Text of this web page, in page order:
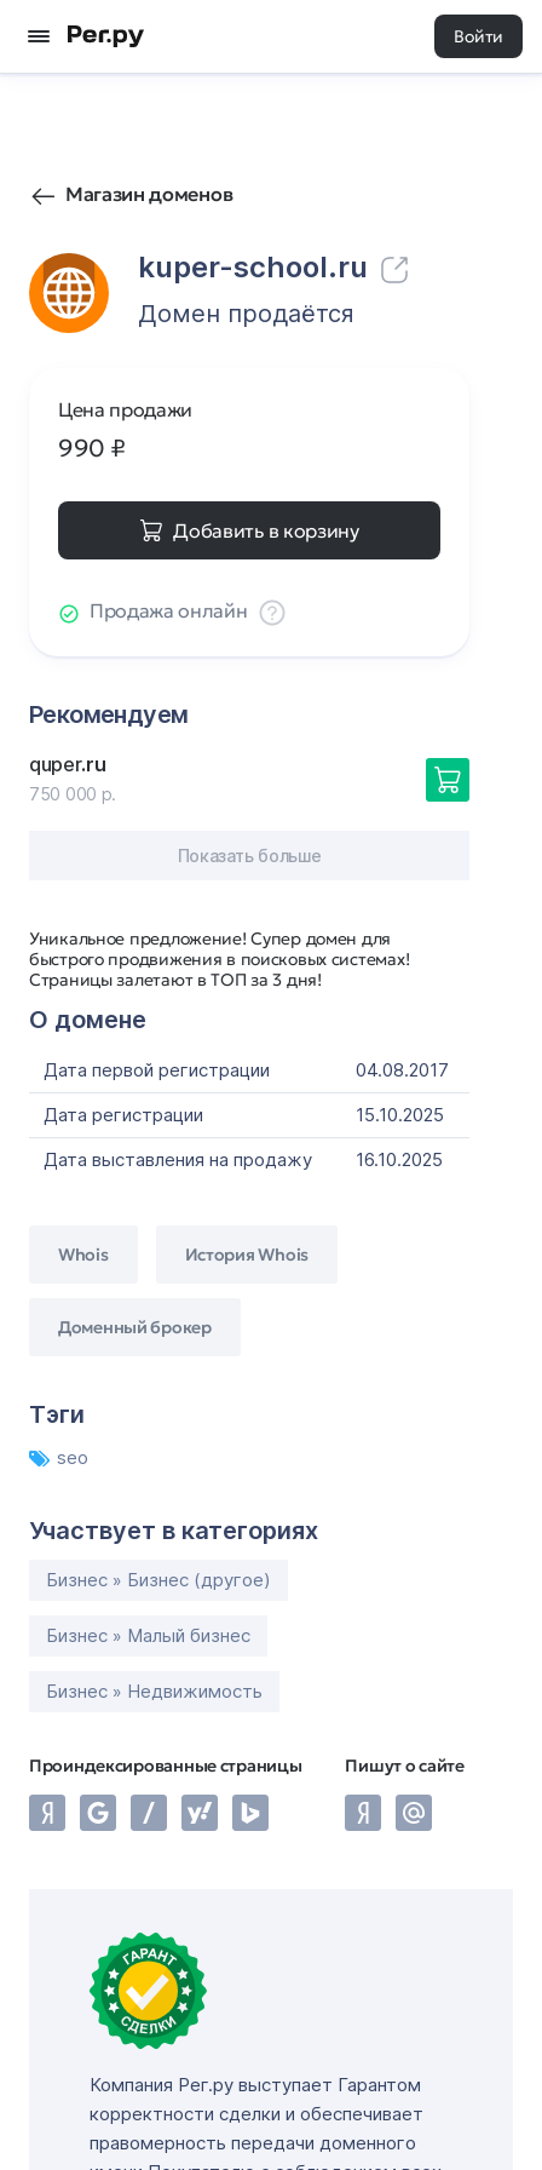
Войти
Магазин доменов
kuper-school.ru
1 0
Домен продаётся
Уникальное предложение! Супер домен для
быстрого продвижения в поисковых системах!
Страницы залетают в ТОП за 3 дня!
О домене
Дата первой регистрации
04.08.2017
Дата регистрации
15.10.2025
Дата выставления на продажу
16.10.2025
Whois История Whois
Доменный брокер
Тэги
seo
Участвует в категориях
Бизнес » Бизнес (другое)
Бизнес » Малый бизнес
Бизнес » Недвижимость
Проиндексированные страницы Пишут о сайте
Цена продажи
990 ₽
Добавить в корзину
Продажа онлайн
Рекомендуем
quper.ru
750 000 р.
Показать больше
Компания Рег.ру выступает Гарантом
корректности сделки и обеспечивает
правомерность передачи доменного